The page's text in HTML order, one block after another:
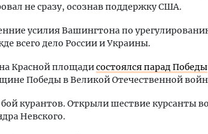
не сразу, осознав поддержку США.
усилия Вашингтона по
всего дело России и Украины.
Красной площадисостоялся парад Победы
Победы в Великой Отечественной
бой курантов. Открыли шествие курсанты
Невского.